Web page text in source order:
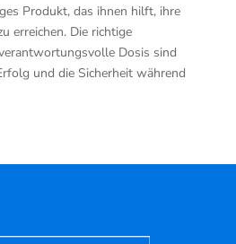
Produkt, das ihnen hilft, ihre
erreichen. Die richtige
Dosis sind
und die Sicherheit während